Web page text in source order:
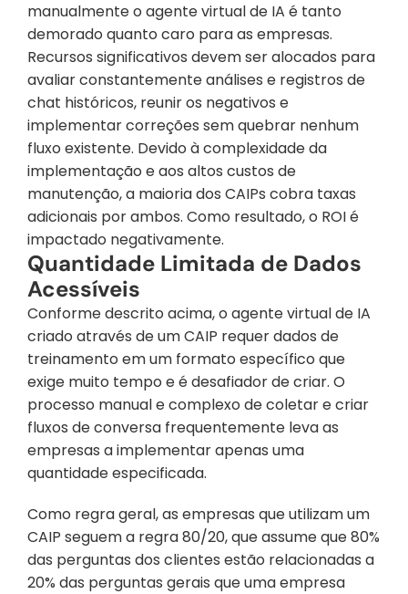
manualmente o agente virtual de IA é tanto
demorado quanto caro para as empresas.
Recursos significativos devem ser alocados para
avaliar constantemente análises e registros de
chat históricos, reunir os negativos e
implementar correções sem quebrar nenhum
fluxo existente. Devido à complexidade da
implementação e aos altos custos de
manutenção, a maioria dos CAIPs cobra taxas
adicionais por ambos. Como resultado, o ROI é
impactado negativamente.
Quantidade Limitada de Dados
Acessíveis
Conforme descrito acima, o agente virtual de IA
criado através de um CAIP requer dados de
treinamento em um formato específico que
exige muito tempo e é desafiador de criar. O
processo manual e complexo de coletar e criar
fluxos de conversa frequentemente leva as
empresas a implementar apenas uma
quantidade especificada.
Como regra geral, as empresas que utilizam um
CAIP seguem a regra 80/20, que assume que 80%
das perguntas dos clientes estão relacionadas a
20% das perguntas gerais que uma empresa